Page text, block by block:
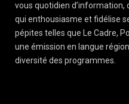
vous quotidien
qui enthousiasme et fidélise
pépites telles que Le Cadre,
une émission en langue
diversité des programmes.